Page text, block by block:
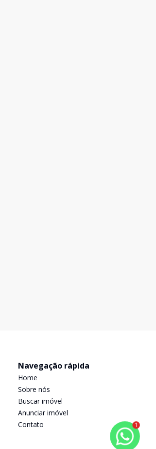
Navegação rápida
Home
Sobre nós
Buscar imóvel
Anunciar imóvel
Contato
1